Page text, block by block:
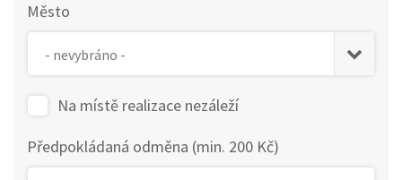
Město
Na místě realizace nezáleží
Předpokládaná odměna (min. 200 Kč)